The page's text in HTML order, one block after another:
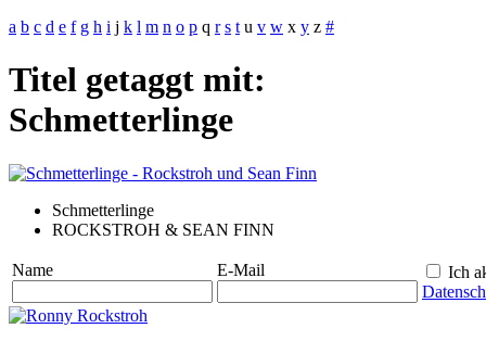
a b c d e f g h i j k l m n o p q r s t u v w x y z #
Titel getaggt mit:
Schmetterlinge
Schmetterlinge
ROCKSTROH & SEAN FINN
Name E-Mail
Ich